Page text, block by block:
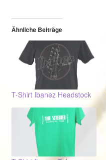
Ähnliche Beiträge
T-Shirt Ibanez Headstock